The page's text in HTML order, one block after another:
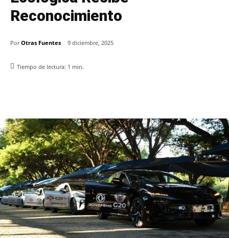
Reconocimiento
Por Otras Fuentes 9 diciembre, 2025
Tiempo de lectura: 1 min.